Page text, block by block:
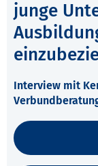
junge
Interview mit